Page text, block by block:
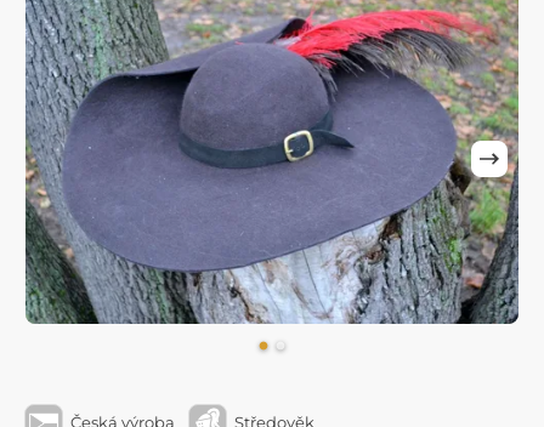
Česká výroba Středověk